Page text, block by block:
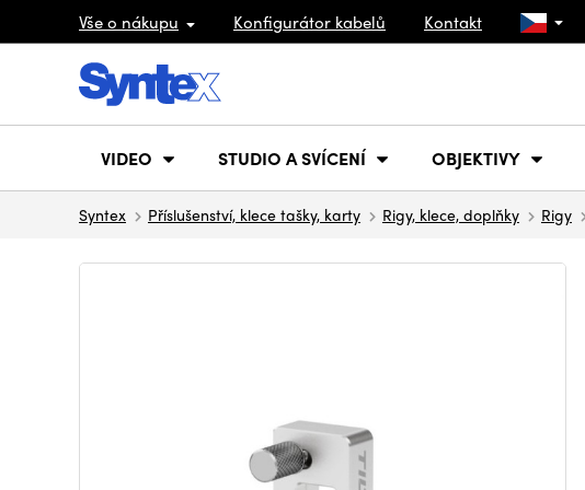
Vše o nákupu Konfigurátor kabelů Kontakt
VIDEO STUDIO A SVÍCENÍ OBJEKTIVY
Syntex Příslušenství, klece tašky, karty Rigy, klece, doplňky Rigy